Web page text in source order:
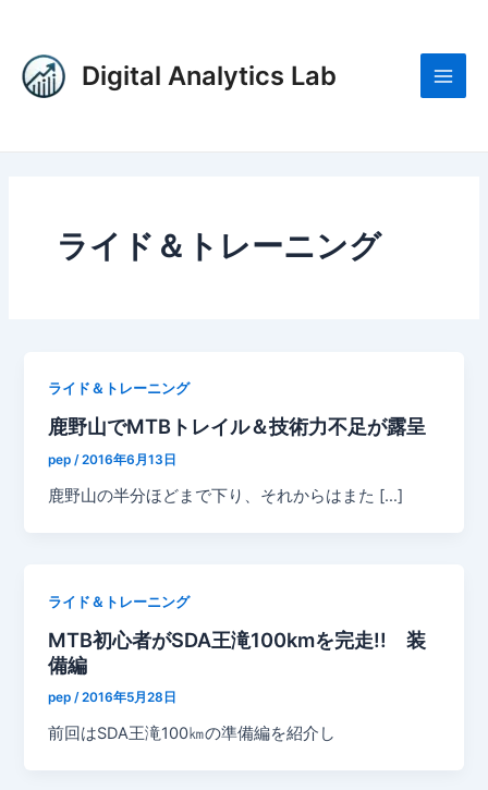
Digital Analytics Lab
ライド＆トレーニング
ライド＆トレーニング
鹿野山でMTBトレイル＆技術力不足が露呈
pep/2016年6月13日
鹿野山の半分ほどまで下り、それからはまた […]
ライド＆トレーニング
MTB初心者がSDA王滝100kmを完走!! 装
備編
pep/2016年5月28日
前回はSDA王滝100㎞の準備編を紹介し
の
ペ